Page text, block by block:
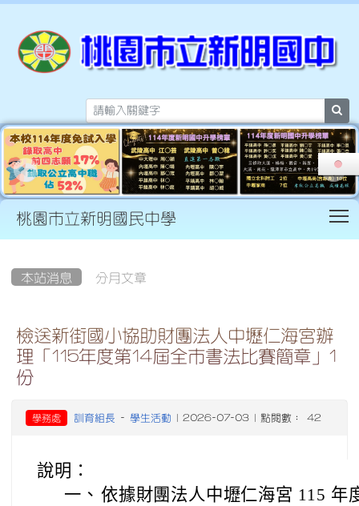
桃園市立新明國民中學
本站消息 分月文章
檢送新街國小協助財團法人中壢仁海宮辦
理「115年度第14屆全市書法比賽簡章」1
份
學務處 訓育組長 - 學生活動 | 2026-07-03 | 點閱數： 42
說明：
一、 依據財團法人中壢仁海宮 115 年